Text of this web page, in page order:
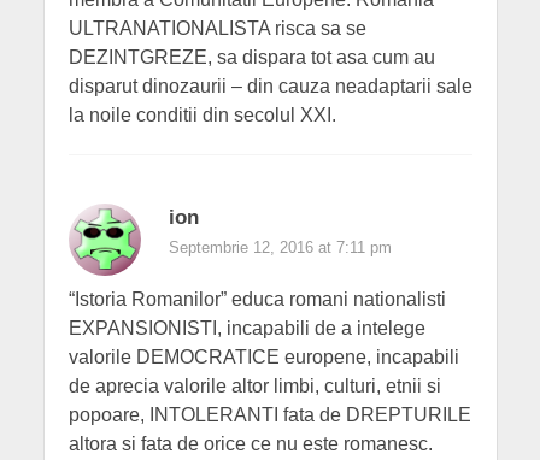
ULTRANATIONALISTA risca sa se
DEZINTGREZE, sa dispara tot asa cum au
disparut dinozaurii – din cauza neadaptarii sale
la noile conditii din secolul XXI.
ion
Septembrie 12, 2016 at 7:11 pm
“Istoria Romanilor” educa romani nationalisti
EXPANSIONISTI, incapabili de a intelege
valorile DEMOCRATICE europene, incapabili
de aprecia valorile altor limbi, culturi, etnii si
popoare, INTOLERANTI fata de DREPTURILE
altora si fata de orice ce nu este romanesc.